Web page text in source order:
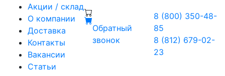
Акции / склад
О компании
Доставка
Контакты
Вакансии
Статьи
Обратный
звонок
8 (800) 350-48-
85
8 (812) 679-02-
23